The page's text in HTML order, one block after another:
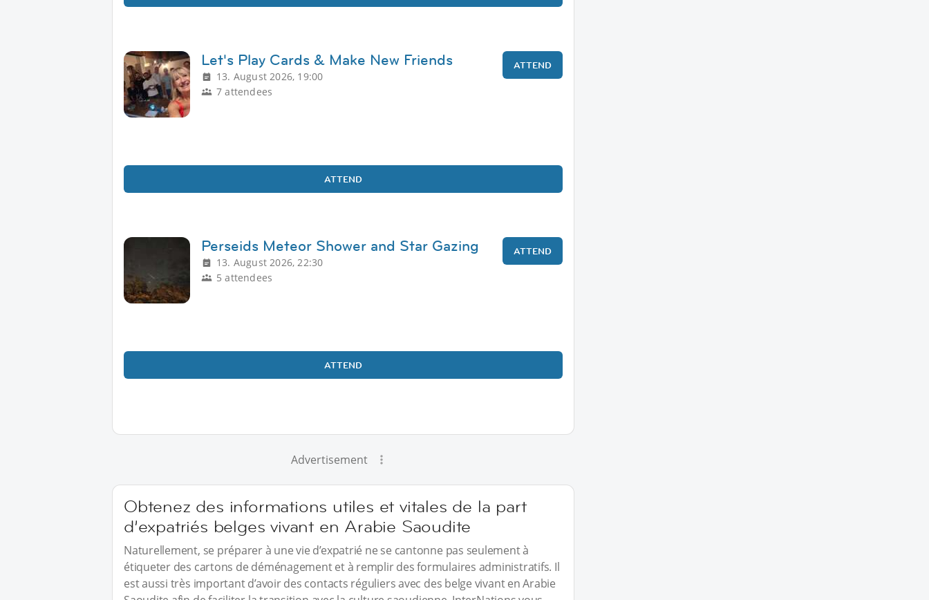
Let's Play Cards & Make New Friends
13. August 2026, 19:00
7 attendees
ATTEND
ATTEND
Perseids Meteor Shower and Star Gazing
13. August 2026, 22:30
5 attendees
ATTEND
ATTEND
Advertisement
Obtenez des informations utiles et vitales de la part
d’expatriés belges vivant en Arabie Saoudite
Naturellement, se préparer à une vie d’expatrié ne se cantonne pas seulement à
étiqueter des cartons de déménagement et à remplir des formulaires administratifs. Il
est aussi très important d’avoir des contacts réguliers avec des belge vivant en Arabie